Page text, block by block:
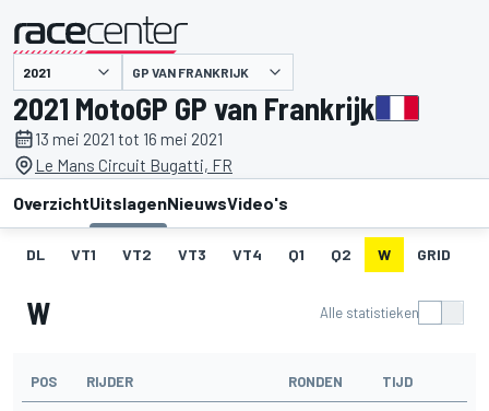
gepresenteerd door GP VAN FRANKRIJK
2021 MotoGP GP van Frankrijk
13 mei 2021 tot 16 mei 2021
Le Mans Circuit Bugatti, FR
OverzichtUitslagenNieuwsVideo's
DL VT1 VT2 VT3 VT4 Q1 Q2 W GRID
W Alle statistieken
POS RIJDER RONDEN TIJD